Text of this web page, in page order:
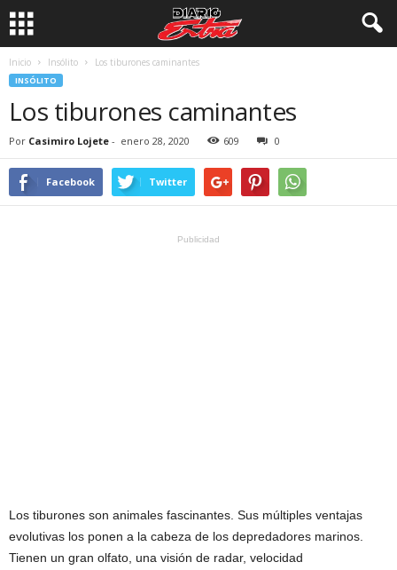
Inicio Insólito Los tiburones caminantes
INSÓLITO
Los tiburones caminantes
Por Casimiro Lojete - enero 28, 2020 609 0
Facebook Twitter
Publicidad
Los tiburones son animales fascinantes. Sus múltiples ventajas
evolutivas los ponen a la cabeza de los depredadores marinos.
Tienen un gran olfato, una visión de radar, velocidad